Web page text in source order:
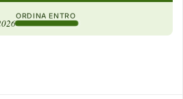
ORDINA ENTRO